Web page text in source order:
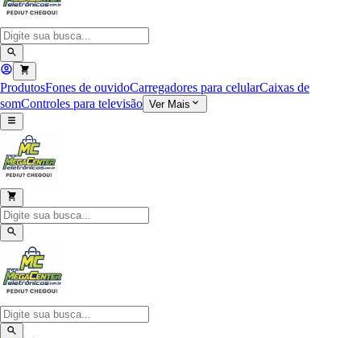
ProdutosFones de ouvidoCarregadores para celularCaixas de
somControles para televisão Ver Mais